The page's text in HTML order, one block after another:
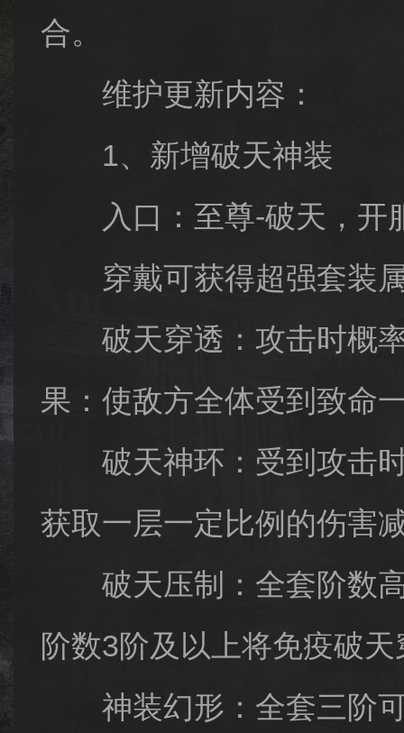
合。
维护更新内容：
1、新增破天神装
入口：至尊-破天，开
穿戴可获得超强套装属
破天穿透：攻击时概率
果：使敌方全体受到致命
破天神环：受到攻击时
获取一层一定比例的伤害
破天压制：全套阶数高
阶数3阶及以上将免疫破
神装幻形：全套三阶可